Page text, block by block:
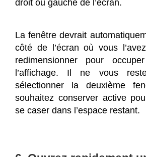
droit ou gauche de l’écran.
La fenêtre devrait
côté de l’écran où vous
redimensionner pour
l’affichage. Il ne vous
sélectionner la deuxième
souhaitez conserver active
se caser dans l’espace restant.